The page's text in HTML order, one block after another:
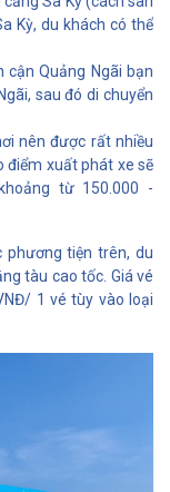
Kỳ, du khách có thể
cận Quảng Ngãi bạn
sau đó di chuyển
nên được rất nhiều
điểm xuất phát xe sẽ
từ 150.000 -
phương tiện trên, du
tàu cao tốc. Giá vé
1 vé tùy vào loại